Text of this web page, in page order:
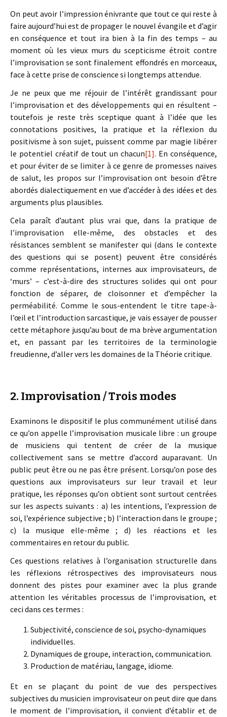
On peut avoir l’impression énivrante que tout ce qui reste à
faire aujourd’hui est de propager le nouvel évangile et d’agir
en conséquence et tout ira bien à la fin des temps – au
moment où les vieux murs du scepticisme étroit contre
l’improvisation se sont finalement effondrés en morceaux,
face à cette prise de conscience si longtemps attendue.
Je ne peux que me réjouir de l’intérêt grandissant pour
l’improvisation et des développements qui en résultent –
toutefois je reste très sceptique quant à l’idée que les
connotations positives, la pratique et la réflexion du
positivisme à son sujet, puissent comme par magie libérer
le potentiel créatif de tout un chacun[1]. En conséquence,
et pour éviter de se limiter à ce genre de promesses naïves
de salut, les propos sur l’improvisation ont besoin d’être
abordés dialectiquement en vue d’accéder à des idées et des
arguments plus plausibles.
Cela paraît d’autant plus vrai que, dans la pratique de
l’improvisation elle-même, des obstacles et des
résistances semblent se manifester qui (dans le contexte
des questions qui se posent) peuvent être considérés
comme représentations, internes aux improvisateurs, de
‘murs’ – c’est-à-dire des structures solides qui ont pour
fonction de séparer, de cloisonner et d’empêcher la
perméabilité. Comme le sous-entendent le titre tape-à-
l’œil et l’introduction sarcastique, je vais essayer de pousser
cette métaphore jusqu’au bout de ma brève argumentation
et, en passant par les territoires de la terminologie
freudienne, d’aller vers les domaines de la Théorie critique.
2. Improvisation / Trois modes
Examinons le dispositif le plus communément utilisé dans
ce qu’on appelle l’improvisation musicale libre : un groupe
de musiciens qui tentent de créer de la musique
collectivement sans se mettre d’accord auparavant. Un
public peut être ou ne pas être présent. Lorsqu’on pose des
questions aux improvisateurs sur leur travail et leur
pratique, les réponses qu’on obtient sont surtout centrées
sur les aspects suivants : a) les intentions, l’expression de
soi, l’expérience subjective ; b) l’interaction dans le groupe ;
c) la musique elle-même ; d) les réactions et les
commentaires en retour du public.
Ces questions relatives à l’organisation structurelle dans
les réflexions rétrospectives des improvisateurs nous
donnent des pistes pour examiner avec la plus grande
attention les véritables processus de l’improvisation, et
ceci dans ces termes :
Subjectivité, conscience de soi, psycho-dynamiques
individuelles.
Dynamiques de groupe, interaction, communication.
Production de matériau, langage, idiome.
Et en se plaçant du point de vue des perspectives
subjectives du musicien improvisateur on peut dire que dans
le moment de l’improvisation, il convient d’établir et de